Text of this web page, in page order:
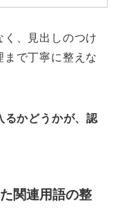
、見出しのつけ
で丁寧に整えな
るかどうかが、認
関連用語の整